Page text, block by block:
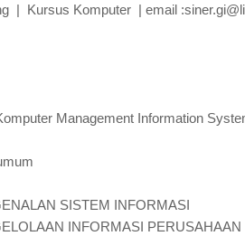
| Kursus Komputer | email
Management Information
SISTEM INFORMASI
INFORMASI PERUSAHAAN